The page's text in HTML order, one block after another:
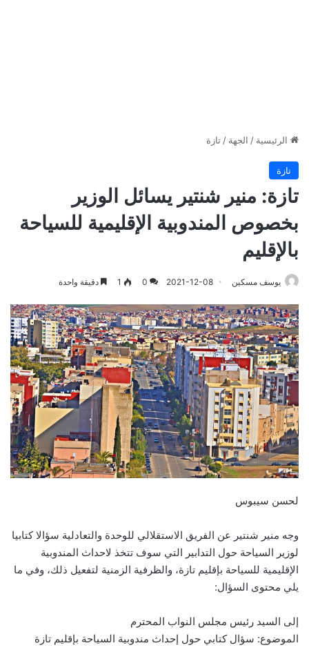
الرئيسية / الجهة / تازة
تازة
تازة: منير شنتير يسائل الوزير
بخصوص المندوبية الإقليمية للسياحة
بالإقليم
يوسف مسكين 2021-12-08
0
1 دقيقة واحدة
لحسن سيبوس
وجه منير شنتير عن الفريق الاستقلالي للوحدة والتعادلية سؤالا كتابيا
لوزير السياحة حول التدابير التي سوف تتخذ لاحداث المندوبية
الإقليمية للسياحة بإقليم تازة، والظرفية الزمنية لتفعيل ذلك، وفي ما
يلي محتوى السؤال:
إلى السيد رئيس مجلس النواب المحترم
الموضوع: سؤال كتابي حول إحداث مندوبية السياحة بإقليم تازة